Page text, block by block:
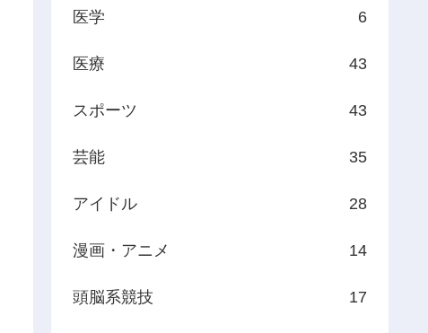
医学 6
医療 43
スポーツ 43
芸能 35
アイドル 28
漫画・アニメ 14
頭脳系競技 17